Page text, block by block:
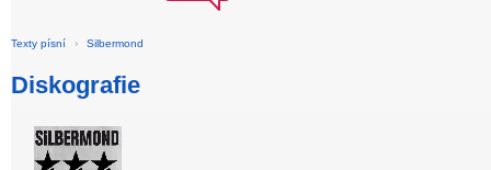
Texty písní › Silbermond
Diskografie